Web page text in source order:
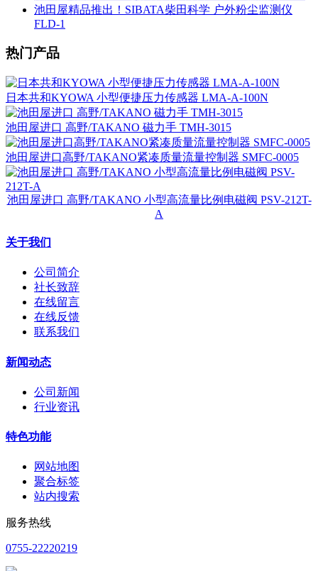
池田屋精品推出！SIBATA柴田科学 户外粉尘监测仪
FLD-1
热门产品
日本共和KYOWA 小型便捷压力传感器 LMA-A-100N
池田屋进口 高野/TAKANO 磁力手 TMH-3015
池田屋进口高野/TAKANO紧凑质量流量控制器 SMFC-0005
池田屋进口 高野/TAKANO 小型高流量比例电磁阀 PSV-212T-
A
关于我们
公司简介
社长致辞
在线留言
在线反馈
联系我们
新闻动态
公司新闻
行业资讯
特色功能
网站地图
聚合标签
站内搜索
服务热线
0755-22220219